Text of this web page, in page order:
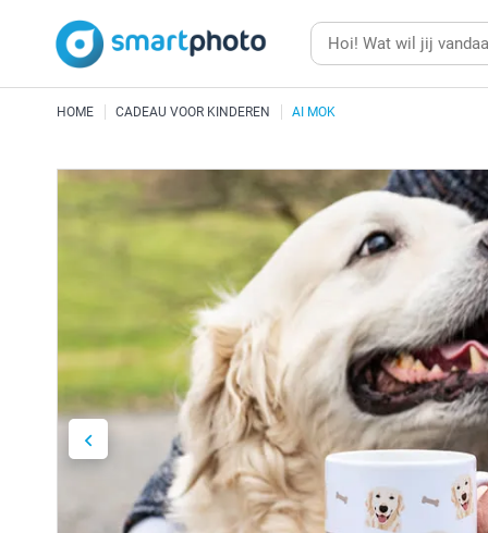
HOME CADEAU VOOR KINDEREN AI MOK